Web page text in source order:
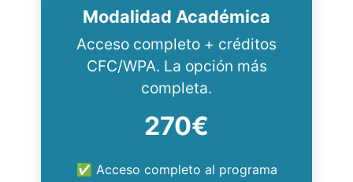
Modalidad Académica
Acceso completo + créditos
CFC/WPA. La opción más
completa.
270€
✅ Acceso completo al programa